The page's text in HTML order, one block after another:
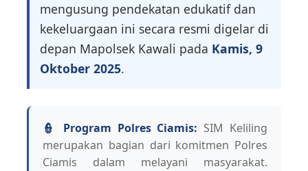
mengusung pendekatan edukatif dan
kekeluargaan ini secara resmi digelar di
depan Mapolsek Kawali pada Kamis, 9
Oktober 2025.
👮 Program Polres Ciamis: SIM Keliling
merupakan bagian dari komitmen Polres
Ciamis dalam melayani masyarakat.